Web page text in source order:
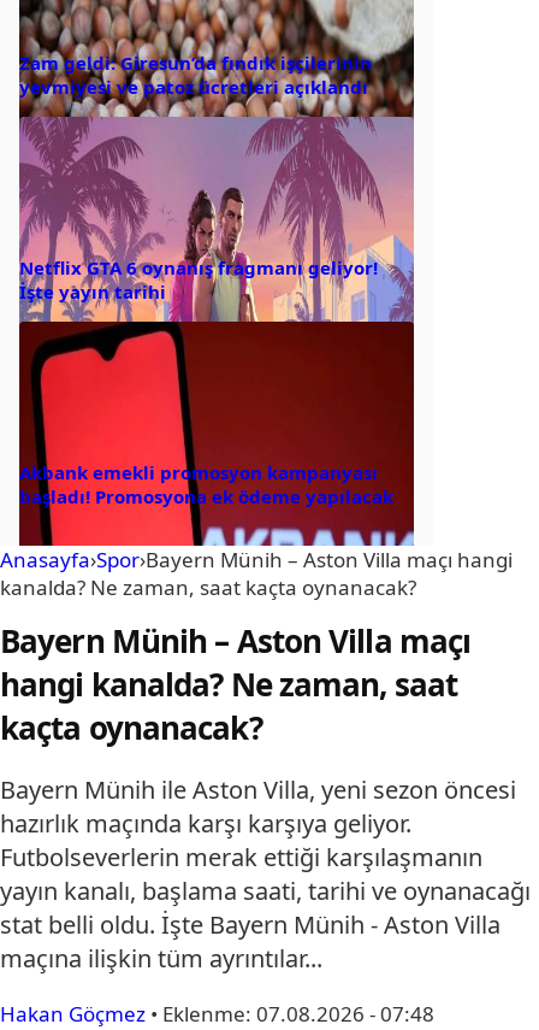
Zam geldi: Giresun’da fındık işçilerinin
yevmiyesi ve patoz ücretleri açıklandı
Netflix GTA 6 oynanış fragmanı geliyor!
İşte yayın tarihi
Akbank emekli promosyon kampanyası
başladı! Promosyona ek ödeme yapılacak
Anasayfa›Spor›Bayern Münih – Aston Villa maçı hangi
kanalda? Ne zaman, saat kaçta oynanacak?
Bayern Münih – Aston Villa maçı
hangi kanalda? Ne zaman, saat
kaçta oynanacak?
Bayern Münih ile Aston Villa, yeni sezon öncesi
hazırlık maçında karşı karşıya geliyor.
Futbolseverlerin merak ettiği karşılaşmanın
yayın kanalı, başlama saati, tarihi ve oynanacağı
stat belli oldu. İşte Bayern Münih - Aston Villa
maçına ilişkin tüm ayrıntılar...
Hakan Göçmez • Eklenme: 07.08.2026 - 07:48